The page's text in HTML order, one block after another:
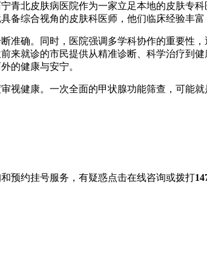
北皮肤病医院作为一家立足本地的皮肤专
综合视角的皮肤科医师，他们临床经验丰
准确。同时，医院强调多学科协作的重要性
来就诊的市民提供从精准诊断、科学治疗到
的健康与安宁。
视健康。一次全面的甲状腺功能筛查，可能
预约挂号服务，有疑惑点击在线咨询或拨打